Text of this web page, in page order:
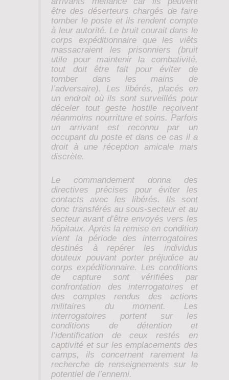
être des déserteurs chargés de faire
tomber le poste et ils rendent compte
à leur autorité. Le bruit courait dans le
corps expéditionnaire que les viêts
massacraient les prisonniers (bruit
utile pour maintenir la combativité,
tout doit être fait pour éviter de
tomber dans les mains de
l’adversaire). Les libérés, placés en
un endroit où ils sont surveillés pour
déceler tout geste hostile reçoivent
néanmoins nourriture et soins. Parfois
un arrivant est reconnu par un
occupant du poste et dans ce cas il a
droit à une réception amicale mais
discrète.
Le commandement donna des
directives précises pour éviter les
contacts avec les libérés. Ils sont
donc transférés au sous-secteur et au
secteur avant d’être envoyés vers les
hôpitaux. Après la remise en condition
vient la période des interrogatoires
destinés à repérer les individus
douteux pouvant porter préjudice au
corps expéditionnaire. Les conditions
de capture sont vérifiées par
confrontation des interrogatoires et
des comptes rendus des actions
militaires du moment. Les
interrogatoires portent sur les
conditions de détention et
l’identification de ceux restés en
captivité et sur les emplacements des
camps, ils concernent rarement la
recherche de renseignements sur le
potentiel de l’ennemi.